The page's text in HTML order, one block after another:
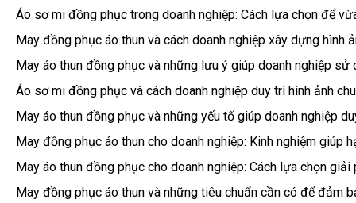
Áo sơ mi đồng phục trong doanh nghiệp: Cách lựa chọn để
May đồng phục áo thun và cách doanh nghiệp xây dựng hình
May áo thun đồng phục và những lưu ý giúp doanh nghiệp sử
Áo sơ mi đồng phục và cách doanh nghiệp duy trì hình ảnh
May áo thun đồng phục và những yếu tố giúp doanh nghiệp
May đồng phục áo thun cho doanh nghiệp: Kinh nghiệm giúp
May áo thun đồng phục cho doanh nghiệp: Cách lựa chọn
May đồng phục áo thun và những tiêu chuẩn cần có để đảm